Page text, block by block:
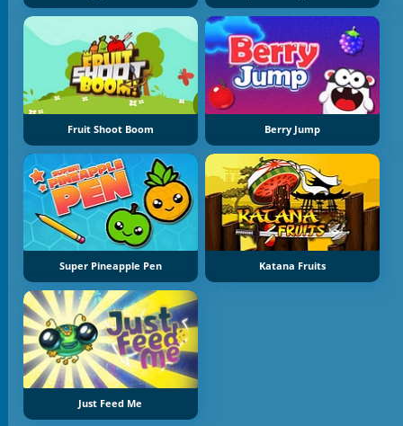
Fruit Shoot Boom Berry Jump
Super Pineapple Pen Katana Fruits
Just Feed Me